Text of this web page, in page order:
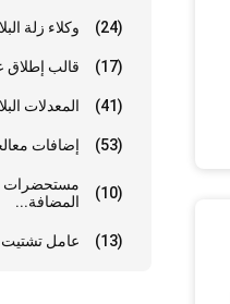
وكلاء زلة (24)
قالب إطلاق (17)
المعدلات (41)
إضافات (53)
مستحضرات
المضافة...
(10)
عامل تشتيت (13)